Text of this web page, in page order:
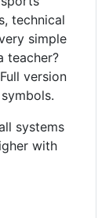
technical
simple
teacher?
version
systems
with